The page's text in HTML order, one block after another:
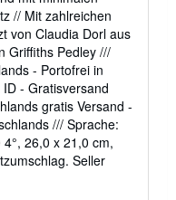
// Mit zahlreichen
von Claudia Dorl aus
Griffiths Pedley ///
- Portofrei in
- Gratisversand
gratis Versand -
/// Sprache:
26,0 x 21,0 cm,
Seller